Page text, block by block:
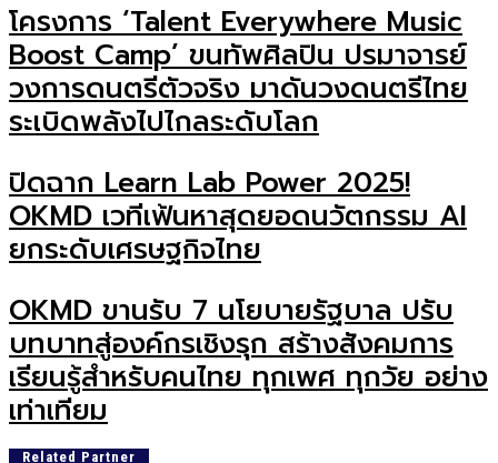
โครงการ ‘Talent Everywhere Music
Boost Camp’ ขนทัพศิลปิน ปรมาจารย์
วงการดนตรีตัวจริง มาดันวงดนตรีไทย
ระเบิดพลังไปไกลระดับโลก
ปิดฉาก Learn Lab Power 2025!
OKMD เวทีเฟ้นหาสุดยอดนวัตกรรม AI
ยกระดับเศรษฐกิจไทย
OKMD ขานรับ 7 นโยบายรัฐบาล ปรับ
บทบาทสู่องค์กรเชิงรุก สร้างสังคมการ
เรียนรู้สำหรับคนไทย ทุกเพศ ทุกวัย อย่าง
เท่าเทียม
Related Partner